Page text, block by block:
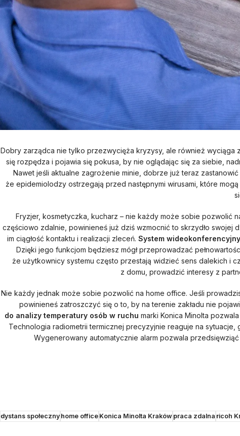
Dobry zarządca nie tylko przezwycięża kryzysy, ale również
się rozpędza i pojawia się pokusa, by nie oglądając się za siebie,
Nawet jeśli aktualne zagrożenie minie, dobrze już teraz
że epidemiolodzy ostrzegają przed następnymi wirusami, które
Fryzjer, kosmetyczka, kucharz – nie każdy może sobie pozwolić
częściowo zdalnie, powinieneś już dziś wzmocnić to skrzydło swojej
im ciągłość kontaktu i realizacji zleceń. System wideokonferencyjny
Dzięki jego funkcjom będziesz mógł przeprowadzać
że użytkownicy systemu często przestają widzieć sens dalekich i
z domu, prowadzić interesy z
Nie każdy jednak może sobie pozwolić na home office. Jeśli
powinieneś zatroszczyć się o to, by na terenie zakładu nie
do analizy temperatury osób w ruchu marki Konica Minolta
Technologia radiometrii termicznej precyzyjnie reaguje na
Wygenerowany automatycznie alarm pozwala
dystans społecznyhome officeKonica Minolta Krakówpraca zdalna ricoh